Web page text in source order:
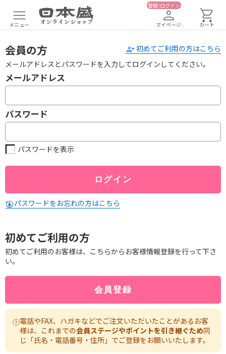
メニュー
登録/ログイン
マイページ カート
初めてご利用の方はこちら
会員の方
メールアドレスとパスワードを入力してログインしてください。
メールアドレス
パスワード
パスワードを表示
パスワードをお忘れの方はこちら
初めてご利用の方
初めてご利用のお客様は、こちらからお客様情報登録を行って下さ
い。
電話やFAX、ハガキなどでご注文いただいたことがあるお客
様は、これまでの会員ステージやポイントを引き継ぐため同
じ「氏名・電話番号・住所」でご登録をお願いいたします。